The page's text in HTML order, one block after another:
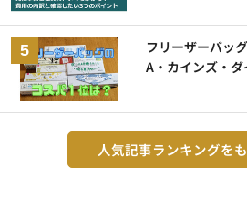
フリーザーバッ
A・カインズ・
人気記事ランキングを